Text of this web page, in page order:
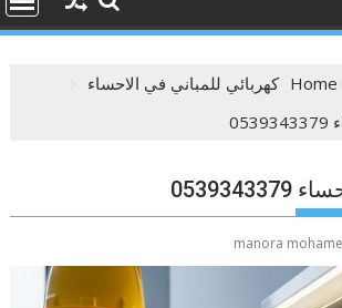
Home كهربائي للمباني في الاحساء
manora